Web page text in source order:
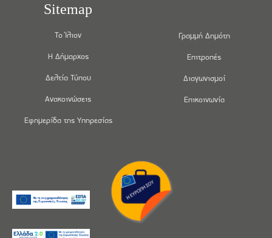
Sitemap
Το Ίλιον
Η Δήμαρχος
Δελτία Τύπου
Ανακοινώσεις
Εφημερίδα της Υπηρεσίας
Γραμμή Δημότη
Επιτροπές
Διαγωνισμοί
Επικοινωνία